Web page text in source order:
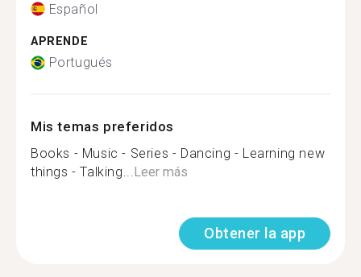
Español
APRENDE
Portugués
Mis temas preferidos
Books - Music - Series - Dancing - Learning new
things - Talking...Leer más
Obtener la app